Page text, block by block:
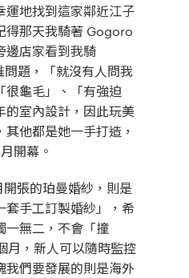
運地找到這家鄰近江子
得那天我騎著 Gogoro
邊店家看到我騎
題，「就沒有人問我
很龜毛」、「有強迫
的室內設計，因此玩美
他都是她一手打造，
開幕。
開張的珀曼婚紗，則是
套手工訂製婚紗」，希
一無二，不會「撞
月，新人可以隨時監控
我們要發展的則是海外